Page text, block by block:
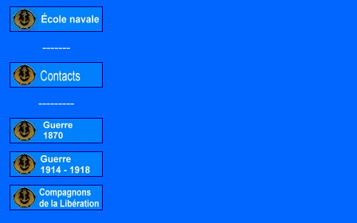
-------
---------